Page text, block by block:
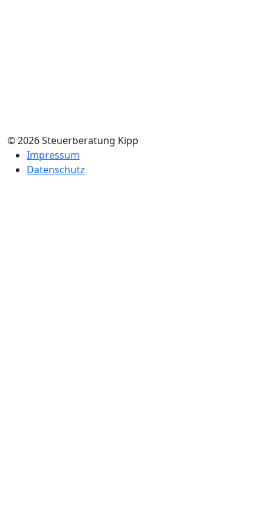
© 2026 Steuerberatung Kipp
Impressum
Datenschutz